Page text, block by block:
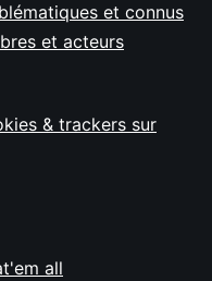
et connus
et acteurs
& trackers sur
all